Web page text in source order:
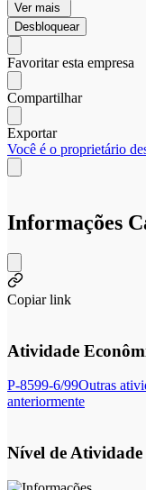
Ver mais
Desbloquear
Favoritar esta empresa
Compartilhar
Exportar
Você é o proprietário
Informações
Copiar link
Atividade
P-8599-6/99Outras
anteriormente
Nível de Atividade